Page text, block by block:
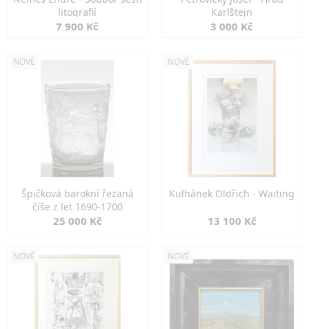
litografií
7 900 Kč
Karlštejn
3 000 Kč
NOVÉ
Špičková barokní řezaná
číše z let 1690-1700
25 000 Kč
NOVÉ
Kulhánek Oldřich - Waiting
13 100 Kč
NOVÉ NOVÉ